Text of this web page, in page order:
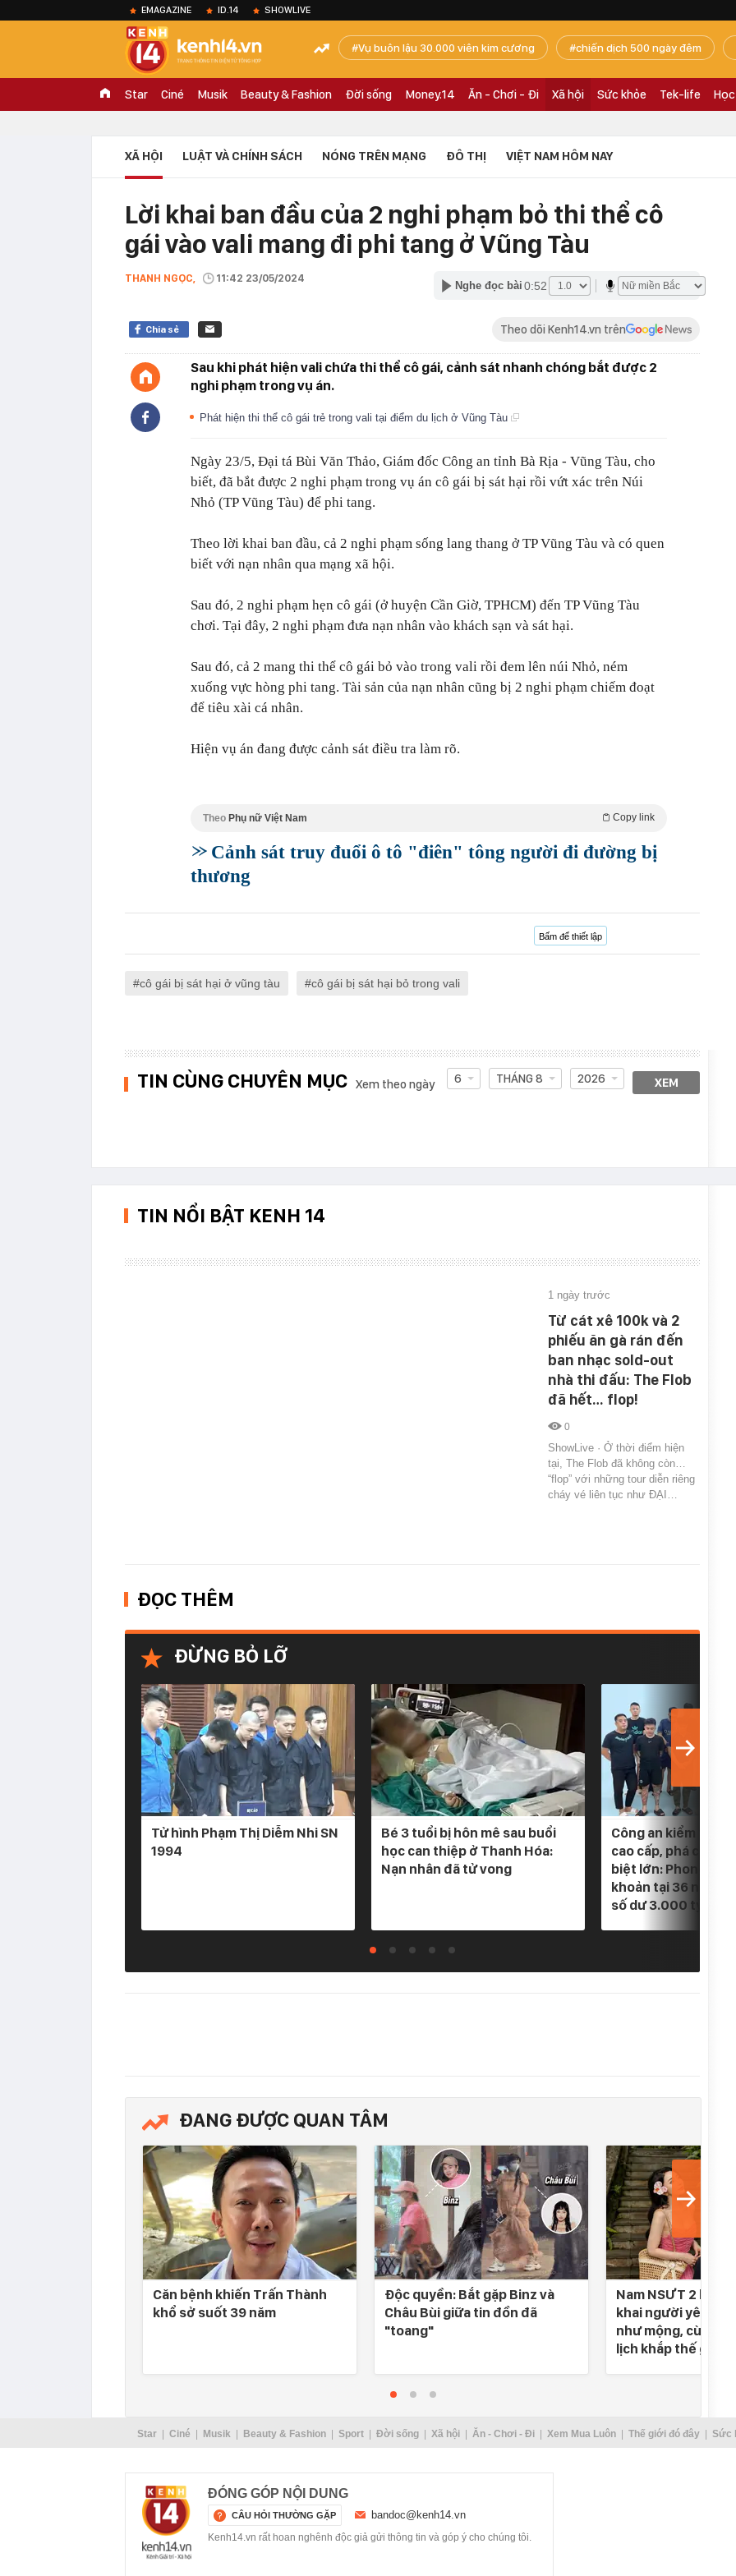
EMAGAZINE ID.14 SHOWLIVE
Vụ buôn lậu 30.000 viên kim cương chiến dịch 500 ngày đêm
Star Ciné Musik Beauty & Fashion Đời sống Money.14 Ăn - Chơi - Đi Xã hội Sức khỏe Tek-life
XÃ HỘI LUẬT VÀ CHÍNH SÁCH NÓNG TRÊN MẠNG ĐÔ THỊ VIỆT NAM HÔM NAY
Lời khai ban đầu của 2 nghi phạm bỏ thi thể cô
gái vào vali mang đi phi tang ở Vũng Tàu
THANH NGỌC, 11:42 23/05/2024
Nghe đọc bài 0:52
Chia sẻ Theo dõi Kenh14.vn trên
Sau khi phát hiện vali chứa thi thể cô gái, cảnh sát nhanh chóng bắt được 2
nghi phạm trong vụ án.
Phát hiện thi thể cô gái trẻ trong vali tại điểm du lịch ở Vũng Tàu
Ngày 23/5, Đại tá Bùi Văn Thảo, Giám đốc Công an tỉnh Bà Rịa - Vũng Tàu, cho
biết, đã bắt được 2 nghi phạm trong vụ án cô gái bị sát hại rồi vứt xác trên Núi
Nhỏ (TP Vũng Tàu) để phi tang.
Theo lời khai ban đầu, cả 2 nghi phạm sống lang thang ở TP Vũng Tàu và có quen
biết với nạn nhân qua mạng xã hội.
Sau đó, 2 nghi phạm hẹn cô gái (ở huyện Cần Giờ, TPHCM) đến TP Vũng Tàu
chơi. Tại đây, 2 nghi phạm đưa nạn nhân vào khách sạn và sát hại.
Sau đó, cả 2 mang thi thể cô gái bỏ vào trong vali rồi đem lên núi Nhỏ, ném
xuống vực hòng phi tang. Tài sản của nạn nhân cũng bị 2 nghi phạm chiếm đoạt
để tiêu xài cá nhân.
Hiện vụ án đang được cảnh sát điều tra làm rõ.
Theo Phụ nữ Việt Nam Copy link
Cảnh sát truy đuổi ô tô "điên" tông người đi đường bị
thương
Bấm để thiết lập
cô gái bị sát hại ở vũng tàu cô gái bị sát hại bỏ trong vali
TIN CÙNG CHUYÊN MỤC Xem theo ngày 6 THÁNG 8 2026 XEM
TIN NỔI BẬT KENH 14
1 ngày trước
Từ cát xê 100k và 2
phiếu ăn gà rán đến
ban nhạc sold-out
nhà thi đấu: The Flob
đã hết… flop!
0
ShowLive · Ở thời điểm hiện
tại, The Flob đã không còn…
“flop” với những tour diễn riêng
cháy vé liên tục như ĐẠI…
ĐỌC THÊM
ĐỪNG BỎ LỠ
Tử hình Phạm Thị Diễm Nhi SN
1994
Bé 3 tuổi bị hôn mê sau buổi
học can thiệp ở Thanh Hóa:
Nạn nhân đã tử vong
Công an kiểm tra 5
cao cấp, phá
biệt lớn: Phong tỏa
khoản tại 36 ngân
số dư 3.000 tỷ
ĐANG ĐƯỢC QUAN TÂM
Căn bệnh khiến Trấn Thành
khổ sở suốt 39 năm
Độc quyền: Bắt gặp Binz và
Châu Bùi giữa tin đồn đã
"toang"
Nam NSƯT 2 lần
khai người yêu SN
như mộng, cùng
lịch khắp thế gian
Star Ciné Musik Beauty & Fashion Sport Đời sống Xã hội Ăn - Chơi - Đi Xem Mua Luôn Thế giới đó đây Sức
ĐÓNG GÓP NỘI DUNG
CÂU HỎI THƯỜNG GẶP bandoc@kenh14.vn
Kenh14.vn rất hoan nghênh độc giả gửi thông tin và góp ý cho chúng tôi.